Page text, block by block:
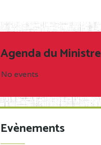
Agenda du Ministre
No events
Evènements